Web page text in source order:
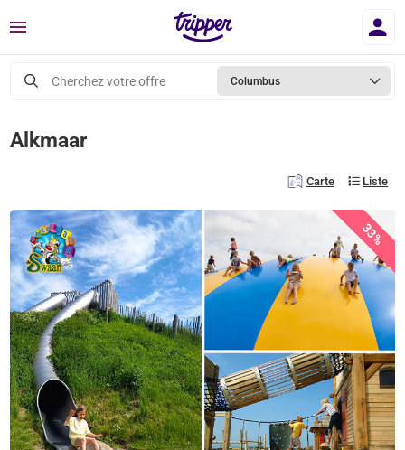
Menu
Cherchez votre offre Columbus
Alkmaar
Carte Liste
33%